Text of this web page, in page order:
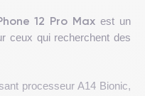
12 Pro Max est un
ceux qui recherchent des
processeur A14 Bionic,